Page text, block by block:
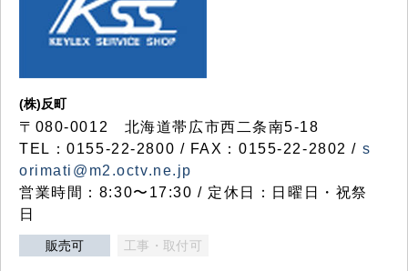
(株)反町
〒080-0012 北海道帯広市西二条南5-18
TEL：0155-22-2800 / FAX：0155-22-2802 / s
orimati@m2.octv.ne.jp
営業時間：8:30〜17:30 / 定休日：日曜日・祝祭
日
販売可 工事・取付可